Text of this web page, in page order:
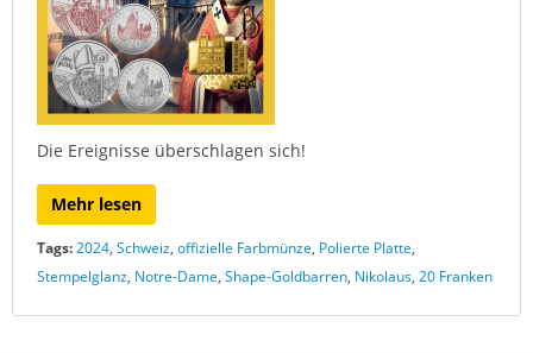
Die Ereignisse überschlagen sich!
Mehr lesen
Tags:2024, Schweiz, offizielle Farbmünze, Polierte Platte,
Stempelglanz, Notre-Dame, Shape-Goldbarren, Nikolaus, 20 Franken